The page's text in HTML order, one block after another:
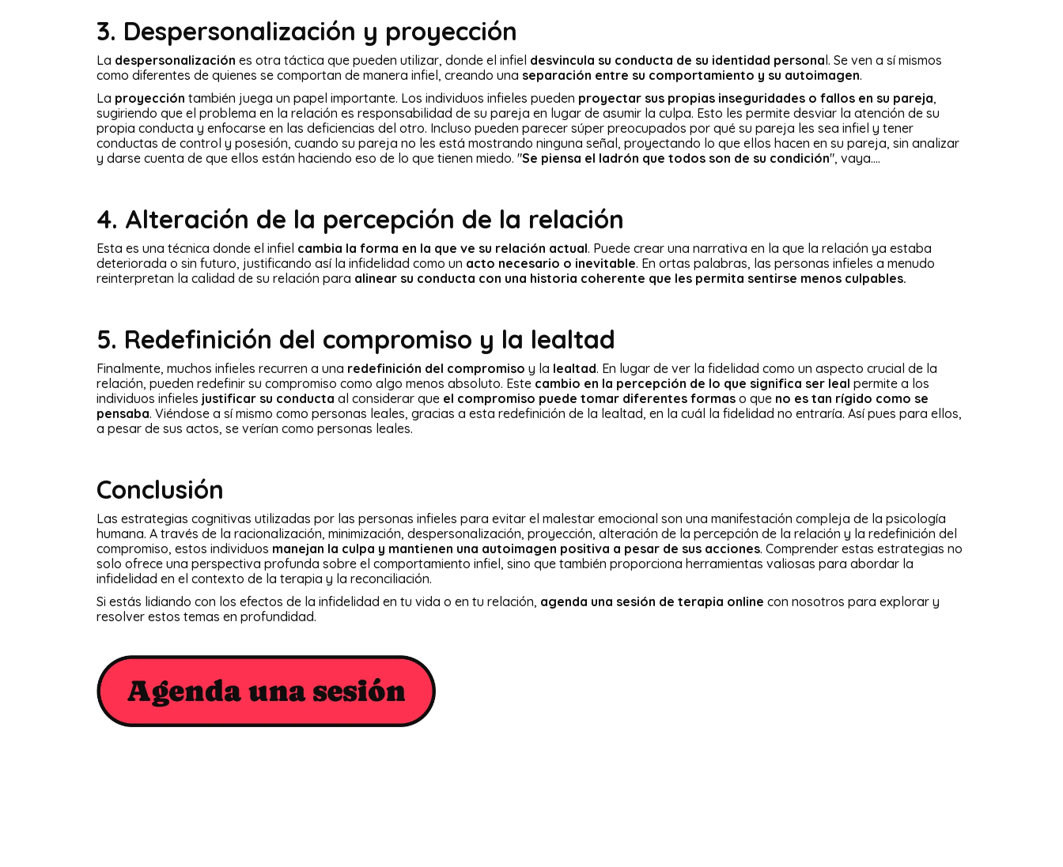
3. Despersonalización y proyección
La despersonalización es otra táctica que pueden utilizar, donde el infiel desvincula su conducta de su identidad personal. Se ven a sí mismos
como diferentes de quienes se comportan de manera infiel, creando una separación entre su comportamiento y su autoimagen.
La proyección también juega un papel importante. Los individuos infieles pueden proyectar sus propias inseguridades o fallos en su pareja,
sugiriendo que el problema en la relación es responsabilidad de su pareja en lugar de asumir la culpa. Esto les permite desviar la atención de su
propia conducta y enfocarse en las deficiencias del otro. Incluso pueden parecer súper preocupados por qué su pareja les sea infiel y tener
conductas de control y posesión, cuando su pareja no les está mostrando ninguna señal, proyectando lo que ellos hacen en su pareja, sin analizar
y darse cuenta de que ellos están haciendo eso de lo que tienen miedo. "Se piensa el ladrón que todos son de su condición", vaya....
4. Alteración de la percepción de la relación
Esta es una técnica donde el infiel cambia la forma en la que ve su relación actual. Puede crear una narrativa en la que la relación ya estaba
deteriorada o sin futuro, justificando así la infidelidad como un acto necesario o inevitable. En ortas palabras, las personas infieles a menudo
reinterpretan la calidad de su relación para alinear su conducta con una historia coherente que les permita sentirse menos culpables.
5. Redefinición del compromiso y la lealtad
Finalmente, muchos infieles recurren a una redefinición del compromiso y la lealtad. En lugar de ver la fidelidad como un aspecto crucial de la
relación, pueden redefinir su compromiso como algo menos absoluto. Este cambio en la percepción de lo que significa ser leal permite a los
individuos infieles justificar su conducta al considerar que el compromiso puede tomar diferentes formas o que no es tan rígido como se
pensaba. Viéndose a sí mismo como personas leales, gracias a esta redefinición de la lealtad, en la cuál la fidelidad no entraría. Así pues para ellos,
a pesar de sus actos, se verían como personas leales.
Conclusión
Las estrategias cognitivas utilizadas por las personas infieles para evitar el malestar emocional son una manifestación compleja de la psicología
humana. A través de la racionalización, minimización, despersonalización, proyección, alteración de la percepción de la relación y la redefinición del
compromiso, estos individuos manejan la culpa y mantienen una autoimagen positiva a pesar de sus acciones. Comprender estas estrategias no
solo ofrece una perspectiva profunda sobre el comportamiento infiel, sino que también proporciona herramientas valiosas para abordar la
infidelidad en el contexto de la terapia y la reconciliación.
Si estás lidiando con los efectos de la infidelidad en tu vida o en tu relación, agenda una sesión de terapia online con nosotros para explorar y
resolver estos temas en profundidad.